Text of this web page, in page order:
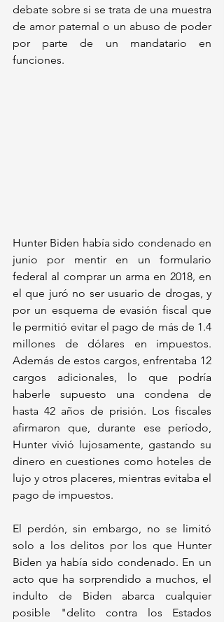
debate sobre si se trata de una muestra
de amor paternal o un abuso de poder
por parte de un mandatario en
funciones.
Hunter Biden había sido condenado en
junio por mentir en un formulario
federal al comprar un arma en 2018, en
el que juró no ser usuario de drogas, y
por un esquema de evasión fiscal que
le permitió evitar el pago de más de 1.4
millones de dólares en impuestos.
Además de estos cargos, enfrentaba 12
cargos adicionales, lo que podría
haberle supuesto una condena de
hasta 42 años de prisión. Los fiscales
afirmaron que, durante ese período,
Hunter vivió lujosamente, gastando su
dinero en cuestiones como hoteles de
lujo y otros placeres, mientras evitaba el
pago de impuestos.
El perdón, sin embargo, no se limitó
solo a los delitos por los que Hunter
Biden ya había sido condenado. En un
acto que ha sorprendido a muchos, el
indulto de Biden abarca cualquier
posible "delito contra los Estados